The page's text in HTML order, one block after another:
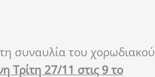
συναυλία του χορωδιακού
Τρίτη 27/11 στις 9 το